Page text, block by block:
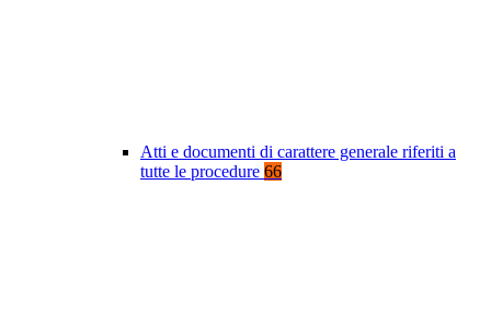
Atti e documenti di carattere generale riferiti a
tutte le procedure 66